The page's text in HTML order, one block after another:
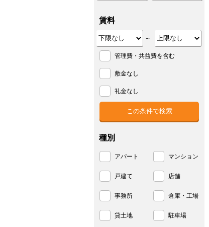
賃料
～
管理費・共益費を含む
敷金なし
礼金なし
種別
アパート マンション
戸建て 店舗
事務所 倉庫・工場
貸土地 駐車場